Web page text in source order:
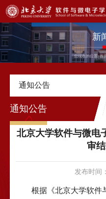
新
您现在的位置: 首
通知公告
通知公告
北京大学软件与微电
审
发布时间
根据《北京大学软件